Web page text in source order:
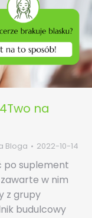
na
Bloga 2022-10-14
po suplement
w nim
z grupy
budulcowy